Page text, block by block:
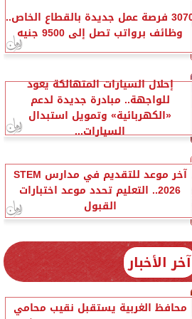
3070 فرصة عمل جديدة بالقطاع الخاص..
وظائف برواتب تصل إلى 9500 جنيه
إحلال السيارات المتهالكة يعود
للواجهة.. مبادرة جديدة لدعم
«الكهربائية» وتمويل استبدال
السيارات...
آخر موعد للتقديم في مدارس STEM
2026.. التعليم تحدد موعد اختبارات
القبول
آخر الأخبار
محافظ الغربية يستقبل نقيب محامي